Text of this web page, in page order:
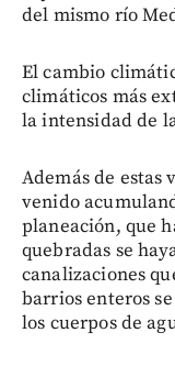
del mismo río
El cambio
climáticos más
la intensidad de
Además de
venido
planeación, que
quebradas se
canalizaciones
barrios enteros
los cuerpos de